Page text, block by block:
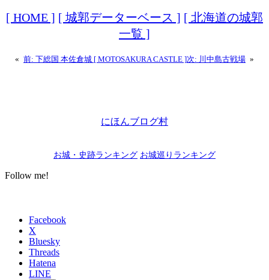
[ HOME ] [ 城郭データーベース ] [ 北海道の城郭
一覧 ]
« 前: 下総国 本佐倉城 [ MOTOSAKURA CASTLE ]次: 川中島古戦場 »
にほんブログ村
お城・史跡ランキング お城巡りランキング
Follow me!
Facebook
X
Bluesky
Threads
Hatena
LINE